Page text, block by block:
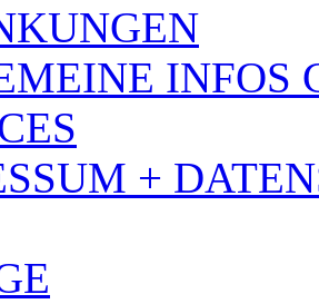
INFOS
+